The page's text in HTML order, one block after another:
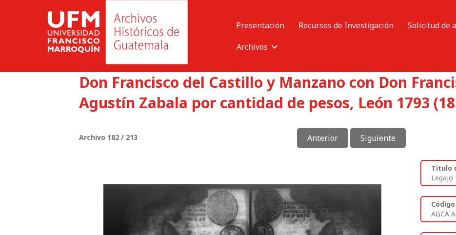
Presentación Recursos de Investigación Solicitud de
Archivos
Don Francisco del Castillo y Manzano con Don
Agustín Zabala por cantidad de pesos, León 1793
Archivo 182 / 213 Anterior Siguiente
Titulo
Legajo
AGCA